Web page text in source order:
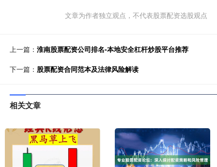
文章为作者独立观点，不代表股票配资选股观点
上一篇： 淮南股票配资公司排名-本地安全杠杆炒股平台推荐
下一篇： 股票配资合同范本及法律风险解读
相关文章